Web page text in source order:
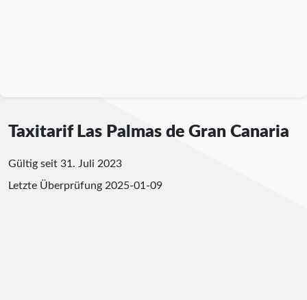
Taxitarif Las Palmas de Gran Canaria
Gültig seit 31. Juli 2023
Letzte Überprüfung 2025-01-09